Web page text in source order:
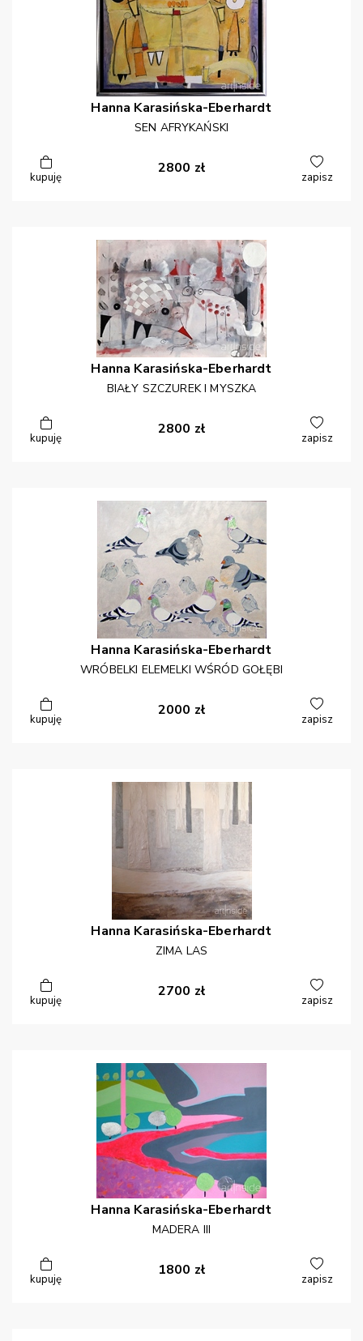
Hanna Karasińska-Eberhardt
SEN AFRYKAŃSKI
kupuję
2800 zł
zapisz
Hanna Karasińska-Eberhardt
BIAŁY SZCZUREK I MYSZKA
kupuję
2800 zł
zapisz
Hanna Karasińska-Eberhardt
WRÓBELKI ELEMELKI WŚRÓD GOŁĘBI
kupuję
2000 zł
zapisz
Hanna Karasińska-Eberhardt
ZIMA LAS
kupuję
2700 zł
zapisz
Hanna Karasińska-Eberhardt
MADERA III
kupuję
1800 zł
zapisz